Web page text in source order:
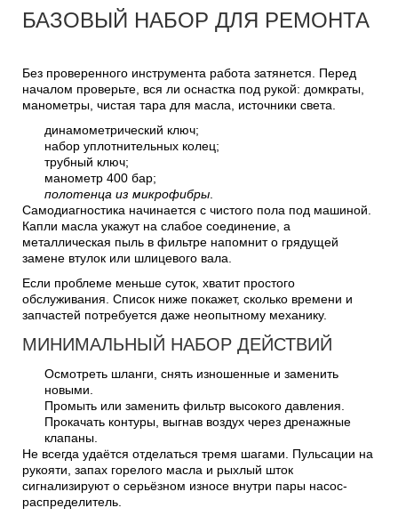
БАЗОВЫЙ НАБОР ДЛЯ РЕМОНТА
Без проверенного инструмента работа затянется. Перед
началом проверьте, вся ли оснастка под рукой: домкраты,
манометры, чистая тара для масла, источники света.
динамометрический ключ;
набор уплотнительных колец;
трубный ключ;
манометр 400 бар;
полотенца из микрофибры.
Самодиагностика начинается с чистого пола под машиной.
Капли масла укажут на слабое соединение, а
металлическая пыль в фильтре напомнит о грядущей
замене втулок или шлицевого вала.
Если проблеме меньше суток, хватит простого
обслуживания. Список ниже покажет, сколько времени и
запчастей потребуется даже неопытному механику.
МИНИМАЛЬНЫЙ НАБОР ДЕЙСТВИЙ
Осмотреть шланги, снять изношенные и заменить
новыми.
Промыть или заменить фильтр высокого давления.
Прокачать контуры, выгнав воздух через дренажные
клапаны.
Не всегда удаётся отделаться тремя шагами. Пульсации на
рукояти, запах горелого масла и рыхлый шток
сигнализируют о серьёзном износе внутри пары насос-
распределитель.